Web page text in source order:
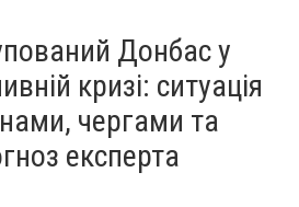
Донбас у
кризі: ситуація
чергами та
експерта